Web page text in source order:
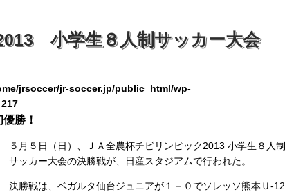
小学生８人制サッカー大会
jrsoccer/jr-soccer.jp/public_html/wp-
217
勝！
５月５日（日）、ＪＡ全農杯チビリンピック2013 小学生８人制
サッカー大会の決勝戦が、日産スタジアムで行われた。
決勝戦は、ベガルタ仙台ジュニアが１－０でソレッソ熊本Ｕ-12